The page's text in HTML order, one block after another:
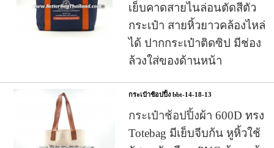
เย็บคาดสายไนล่อนตัดสีตัว
กระเป๋า สายหิ้วยาวคล้องไหล่
ได้ ปากกระเป๋าติดซิป มีช่อง
ล้วงใส่ของด้านหน้า
กระเป๋าช้อปปิ้ง bbt-14-18-13
กระเป๋าช้อปปิ้งผ้า 600D ทรง
Totebag มีเย็บจีบก้น หูหิ้วใช้